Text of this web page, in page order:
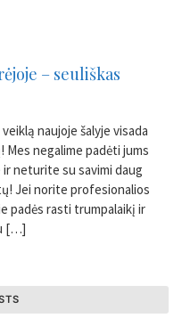
– seuliškas
naujoje šalyje visada
negalime padėti jums
neturite su savimi daug
Jei norite profesionalios
padės rasti trumpalaikį ir
[…]